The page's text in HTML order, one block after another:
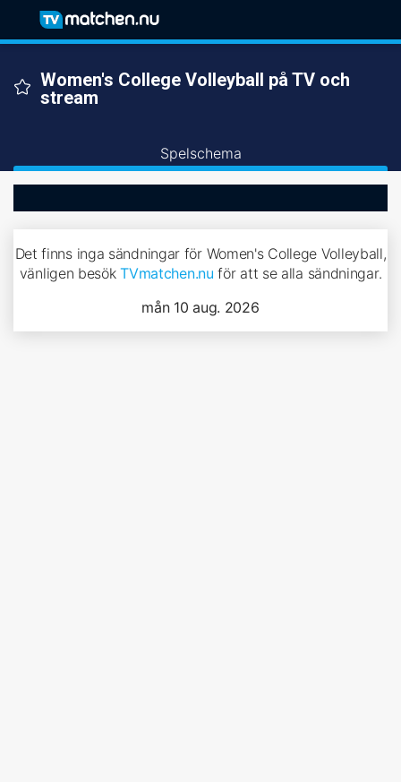
Women's College Volleyball på TV och
stream
Spelschema
Det finns inga sändningar för Women's College Volleyball,
vänligen besökTVmatchen.nu för att se alla sändningar.
mån 10 aug. 2026